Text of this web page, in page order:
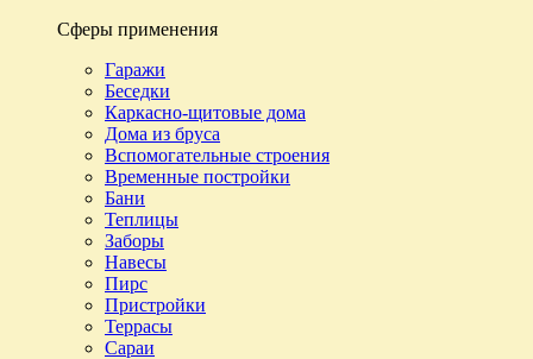
Сферы применения
Гаражи
Беседки
Каркасно-щитовые дома
Дома из бруса
Вспомогательные строения
Временные постройки
Бани
Теплицы
Заборы
Навесы
Пирс
Пристройки
Террасы
Сараи